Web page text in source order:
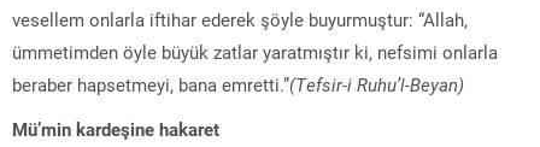
vesellem onlarla iftihar ederek şöyle buyurmuştur: “Allah,
ümmetimden öyle büyük zatlar yaratmıştır ki, nefsimi onlarla
beraber hapsetmeyi, bana emretti.”(Tefsir-i Ruhu’l-Beyan)
Mü’min kardeşine hakaret